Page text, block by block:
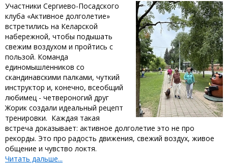
‎Участники Сергиево-Посадского
клуба «Активное долголетие»
встретились на Келарской
набережной, чтобы подышать
свежим воздухом и пройтись с
пользой. ‎Команда
единомышленников со
скандинавскими палками, чуткий
инструктор и, конечно, всеобщий
любимец - четвероногий друг
Жорик создали идеальный рецепт
тренировки. ‎ ‎Каждая такая
встреча доказывает: активное долголетие это не про
рекорды. Это про радость движения, свежий воздух, живое
общение и чувство локтя.
Читать дальше...